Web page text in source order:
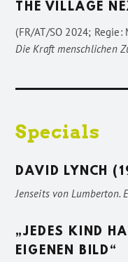
THE VILLAGE
(FR/AT/SO 2024; Regie:
Die Kraft menschlichen
Specials
DAVID LYNCH
Jenseits von Lumberton.
„JEDES KIND
EIGENEN BILD“